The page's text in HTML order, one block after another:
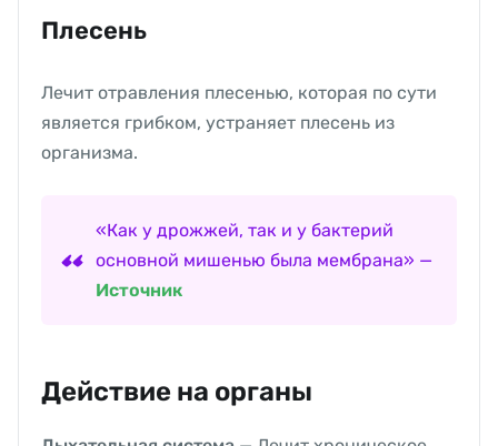
Плесень
Лечит отравления плесенью, которая по сути
является грибком, устраняет плесень из
организма.
«Как у дрожжей, так и у бактерий
основной мишенью была мембрана» —
Источник
Действие на органы